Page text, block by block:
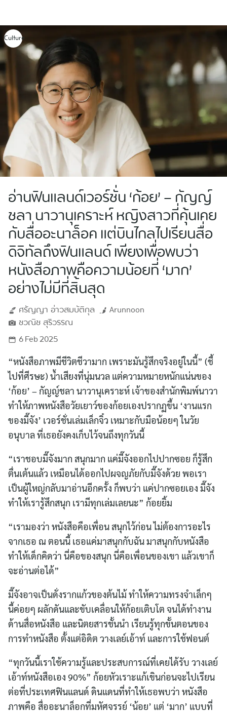
content
Culture
อ่านฟินแลนด์เวอร์ชั่น ‘ก้อย’ – กัญญ์
ชลา นาวานุเคราะห์ หญิงสาวที่คุ้นเคย
กับสื่ออะนาล็อค แต่บินไกลไปเรียนสื่อ
ดิจิทัลถึงฟินแลนด์ เพียงเพื่อพบว่า
หนังสือภาพคือความน้อยที่ ‘มาก’
อย่างไม่มีที่สิ้นสุด
ศรัญญา อ่าวสมบัติกุล Arunnoon
ชวณิชสุริวรรณ
6 Feb 2025
“หนังสือภาพมีชีวิตชีวามาก เพราะมันรู้สึกจริงอยู่ในนี้” (ชี้
ไปที่ศีรษะ) น้ำเสียงที่นุ่มนวล แต่ความหมายหนักแน่นของ
‘ก้อย’ – กัญญ์ชลา นาวานุเคราะห์ เจ้าของสำนักพิมพ์นาวา
ทำให้ภาพหนังสือวัยเยาว์ของก้อยเองปรากฏขึ้น ‘งานแรก
ของมี๊จัง’ เวอร์ชั่นเล่มเล็กจิ๋ว เหมาะกับมือน้อยๆ ในวัย
อนุบาล ที่เธอยังคงเก็บไว้จนถึงทุกวันนี้
“เราชอบมี๊จังมาก สนุกมาก แค่มี๊จังออกไปปากซอย ก็รู้สึก
ตื่นเต้นแล้ว เหมือนได้ออกไปผจญภัยกับมี๊จังด้วย พอเรา
เป็นผู้ใหญ่กลับมาอ่านอีกครั้ง ก็พบว่า แค่ปากซอยเอง มี๊จัง
ทำให้เรารู้สึกสนุก เรามีทุกเล่มเลยนะ” ก้อยยิ้ม
“เรามองว่า หนังสือคือเพื่อน สนุกไว้ก่อน ไม่ต้องการอะไร
จากเธอ ณ ตอนนี้ เธอแค่มาสนุกกับฉัน มาสนุกกับหนังสือ
ทำให้เด็กคิดว่า นี่คือของสนุก นี่คือเพื่อนของเขา แล้วเขาก็
จะอ่านต่อได้”
มี๊จังอาจเป็นดั่งรากแก้วของต้นไม้ ทำให้ความทรงจำเล็กๆ
นี้ค่อยๆ ผลักดันและขับเคลื่อนให้ก้อยเติบโต จนได้ทำงาน
ด้านสื่อหนังสือ และนิตยสารชั้นนำ เรียนรู้ทุกขั้นตอนของ
การทำหนังสือ ตั้งแต่อิดิต วางเลย์เอ้าท์ และการใช้ฟอนต์
“ทุกวันนี้เราใช้ความรู้และประสบการณ์ที่เคยได้รับ วางเลย์
เอ้าท์หนังสือเอง 90%” ก้อยหัวเราะแก้เขินก่อนจะไปเรียน
ต่อที่ประเทศฟินแลนด์ ดินแดนที่ทำให้เธอพบว่า หนังสือ
ภาพคือ สื่ออะนาล็อกที่มหัศจรรย์ ‘น้อย’ แต่ ‘มาก’ แบบที่